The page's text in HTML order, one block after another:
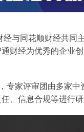
与同花顺财经共同
财经为优秀的企业
家评审团由多家
信息合规等进行